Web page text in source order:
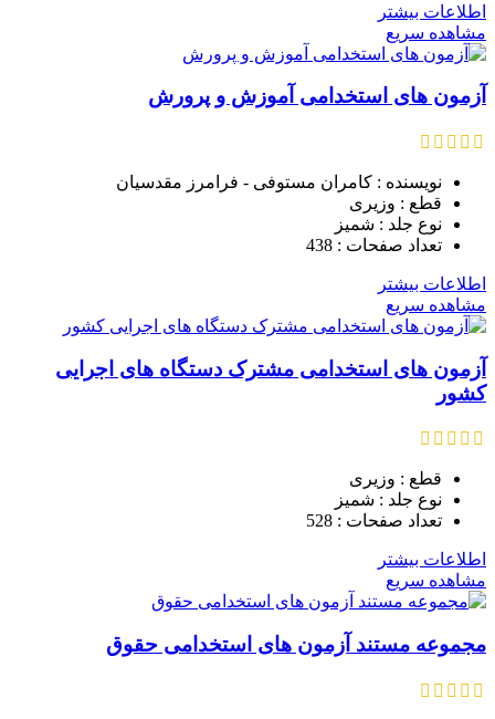
اطلاعات بیشتر
مشاهده سریع
آزمون های استخدامی آموزش و پرورش
نویسنده : کامران مستوفی - فرامرز مقدسیان
قطع : وزیری
نوع جلد : شمیز
تعداد صفحات : 438
اطلاعات بیشتر
مشاهده سریع
آزمون های استخدامی مشترک دستگاه های اجرایی
کشور
قطع : وزیری
نوع جلد : شمیز
تعداد صفحات : 528
اطلاعات بیشتر
مشاهده سریع
مجموعه مستند آزمون های استخدامی حقوق